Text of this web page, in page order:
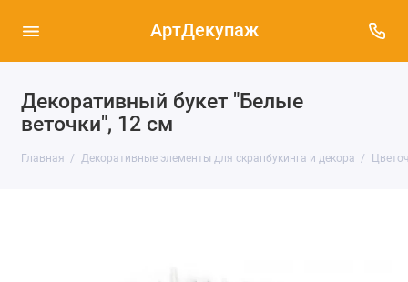
АртДекупаж
Декоративный букет "Белые
веточки", 12 см
Главная Декоративные элементы для скрапбукинга и декора